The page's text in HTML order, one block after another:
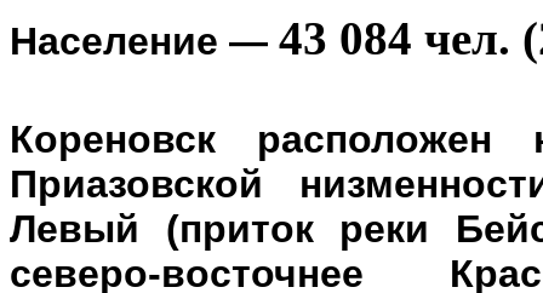
Население — 43 084 чел.
Кореновск
Приазовской
Левый (приток реки
северо-восточнее